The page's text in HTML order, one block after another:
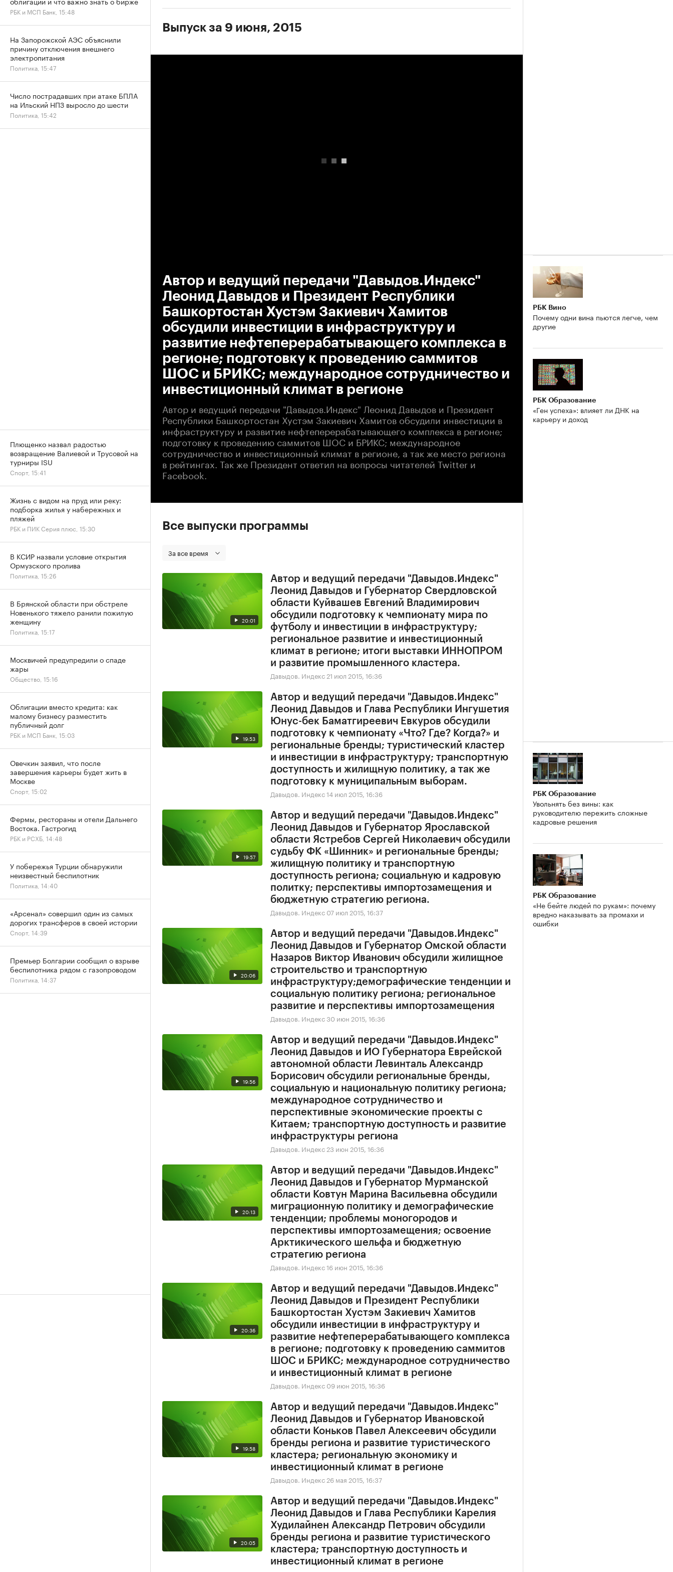
Выпуск за 9 июня, 2015
Автор и ведущий передачи "Давыдов.Индекс"
Леонид Давыдов и Президент Республики
Башкортостан Хустэм Закиевич Хамитов
обсудили инвестиции в инфраструктуру и
развитие нефтеперерабатывающего комплекса в
регионе; подготовку к проведению саммитов
ШОС и БРИКС; международное сотрудничество и
инвестиционный климат в регионе
Автор и ведущий передачи "Давыдов.Индекс" Леонид Давыдов и Президент
Республики Башкортостан Хустэм Закиевич Хамитов обсудили инвестиции в
инфраструктуру и развитие нефтеперерабатывающего комплекса в регионе;
подготовку к проведению саммитов ШОС и БРИКС; международное
сотрудничество и инвестиционный климат в регионе, а так же место региона
в рейтингах. Так же Президент ответил на вопросы читателей Twitter и
Facebook.
Все выпуски программы
За все время
20:01
Автор и ведущий передачи "Давыдов.Индекс"
Леонид Давыдов и Губернатор Свердловской
области Куйвашев Евгений Владимирович
обсудили подготовку к чемпионату мира по
футболу и инвестиции в инфраструктуру;
региональное развитие и инвестиционный
климат в регионе; итоги выставки ИННОПРОМ
и развитие промышленного кластера.
Давыдов. Индекс 21 июл 2015, 16:36
19:53
Автор и ведущий передачи "Давыдов.Индекс"
Леонид Давыдов и Глава Республики Ингушетия
Юнус-бек Баматгиреевич Евкуров обсудили
подготовку к чемпионату «Что? Где? Когда?» и
региональные бренды; туристический кластер
и инвестиции в инфраструктуру; транспортную
доступность и жилищную политику, а так же
подготовку к муниципальным выборам.
Давыдов. Индекс14 июл 2015, 16:36
19:57
Автор и ведущий передачи "Давыдов.Индекс"
Леонид Давыдов и Губернатор Ярославской
области Ястребов Сергей Николаевич обсудили
судьбу ФК «Шинник» и региональные бренды;
жилищную политику и транспортную
доступность региона; социальную и кадровую
политку; перспективы импортозамещения и
бюджетную стратегию региона.
Давыдов. Индекс 07 июл 2015, 16:37
20:06
Автор и ведущий передачи "Давыдов.Индекс"
Леонид Давыдов и Губернатор Омской области
Назаров Виктор Иванович обсудили жилищное
строительство и транспортную
инфраструктуру;демографические тенденции и
социальную политику региона; региональное
развитие и перспективы импортозамещения
Давыдов. Индекс30 июн 2015, 16:36
19:56
Автор и ведущий передачи "Давыдов.Индекс"
Леонид Давыдов и ИО Губернатора Еврейской
автономной области Левинталь Александр
Борисович обсудили региональные бренды,
социальную и национальную политику региона;
международное сотрудничество и
перспективные экономические проекты с
Китаем; транспортную доступность и развитие
инфраструктуры региона
Давыдов. Индекс 23 июн 2015, 16:36
20:13
Автор и ведущий передачи "Давыдов.Индекс"
Леонид Давыдов и Губернатор Мурманской
области Ковтун Марина Васильевна обсудили
миграционную политику и демографические
тенденции; проблемы моногородов и
перспективы импортозамещения; освоение
Арктикического шельфа и бюджетную
стратегию региона
Давыдов. Индекс16 июн 2015, 16:36
20:36
Автор и ведущий передачи "Давыдов.Индекс"
Леонид Давыдов и Президент Республики
Башкортостан Хустэм Закиевич Хамитов
обсудили инвестиции в инфраструктуру и
развитие нефтеперерабатывающего комплекса
в регионе; подготовку к проведению саммитов
ШОС и БРИКС; международное сотрудничество
и инвестиционный климат в регионе
Давыдов. Индекс 09 июн 2015, 16:36
19:58
Автор и ведущий передачи "Давыдов.Индекс"
Леонид Давыдов и Губернатор Ивановской
области Коньков Павел Алексеевич обсудили
бренды региона и развитие туристического
кластера; региональную экономику и
инвестиционный климат в регионе
Давыдов. Индекс 26 мая 2015, 16:37
20:05
Автор и ведущий передачи "Давыдов.Индекс"
Леонид Давыдов и Глава Республики Карелия
Худилайнен Александр Петрович обсудили
бренды региона и развитие туристического
кластера; транспортную доступность и
инвестиционный климат в регионе
РБК Вино
Почему одни вина пьются легче, чем
другие
РБК Образование
«Ген успеха»: влияет ли ДНК на
карьеру и доход
РБК Образование
Увольнять без вины: как
руководителю пережить сложные
кадровые решения
РБК Образование
«Не бейте людей по рукам»: почему
вредно наказывать за промахи и
ошибки
РБК и МСП Банк, 15:48
На Запорожской АЭС объяснили
причину отключения внешнего
электропитания
Политика, 15:47
Число пострадавших при атаке БПЛА
на Ильский НПЗ выросло до шести
Политика, 15:42
Плющенко назвал радостью
возвращение Валиевой и Трусовой на
турниры ISU
Спорт, 15:41
Жизнь с видом на пруд или реку:
подборка жилья у набережных и
пляжей
РБК и ПИК Серия плюс, 15:30
В КСИР назвали условие открытия
Ормузского пролива
Политика, 15:26
В Брянской области при обстреле
Новенького тяжело ранили пожилую
женщину
Политика, 15:17
Москвичей предупредили о спаде
жары
Общество, 15:16
Облигации вместо кредита: как
малому бизнесу разместить
публичный долг
РБК и МСП Банк, 15:03
Овечкин заявил, что после
завершения карьеры будет жить в
Москве
Спорт, 15:02
Фермы, рестораны и отели Дальнего
Востока. Гастрогид
РБК и РСХБ, 14:48
У побережья Турции обнаружили
неизвестный беспилотник
Политика, 14:40
«Арсенал» совершил один из самых
дорогих трансферов в своей истории
Спорт, 14:39
Премьер Болгарии сообщил о взрыве
беспилотника рядом с газопроводом
Политика, 14:37